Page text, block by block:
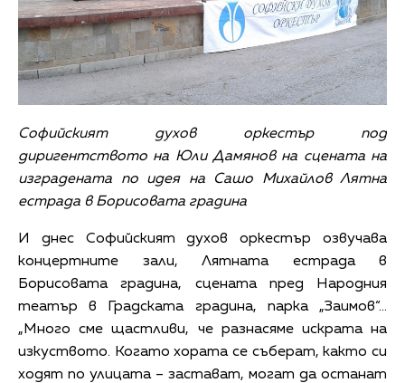
Софийският духов оркестър под
диригентството на Юли Дамянов на сцената на
изградената по идея на Сашо Михайлов Лятна
естрада в Борисовата градина
И днес Софийският духов оркестър озвучава
концертните зали, Лятната естрада в
Борисовата градина, сцената пред Народния
театър в Градската градина, парка „Заимов“…
„Много сме щастливи, че разнасяме искрата на
изкуството. Когато хората се съберат, както си
ходят по улицата – застават, могат да останат